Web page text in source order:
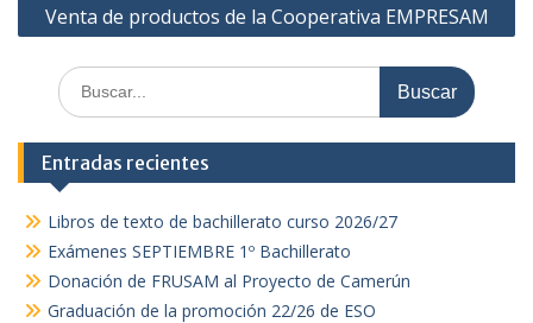
entradas
Venta de productos de la Cooperativa EMPRESAM
Buscar:
Entradas recientes
Libros de texto de bachillerato curso 2026/27
Exámenes SEPTIEMBRE 1º Bachillerato
Donación de FRUSAM al Proyecto de Camerún
Graduación de la promoción 22/26 de ESO